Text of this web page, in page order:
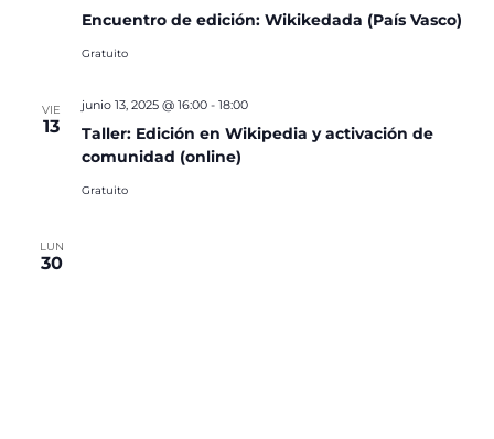
Encuentro de edición: Wikikedada (País Vasco)
Gratuito
VIE
13
Taller: Edición en Wikipedia y activación de
comunidad (online)
junio 13, 2025 @ 16:00- 18:00
Gratuito
LUN
30